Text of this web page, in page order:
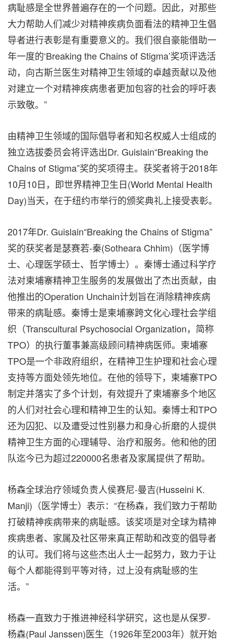
病耻感是全世界普遍存在的一个问题。因此，对那些
大力帮助人们减少对精神疾病负面看法的精神卫生倡
导者进行表彰是有重要意义的。我们很自豪能借助一
年一度的‘Breaking the Chains of Stigma’奖项评选活
动，向古斯兰医生对精神卫生领域的卓越贡献以及他
对建立一个对精神疾病患者更加包容的社会的呼吁表
示致敬。”
由精神卫生领域的国际倡导者和知名权威人士组成的
独立选拔委员会将评选出Dr. Guislain“Breaking the
Chains of Stigma”奖的奖项得主。获奖者将于2018年
10月10日，即世界精神卫生日(World Mental Health
Day)当天，在于纽约市举行的颁奖典礼上接受表彰。
2017年Dr. Guislain“Breaking the Chains of Stigma”
奖的获奖者是瑟赛若-秦(Sotheara Chhim)（医学博
士、心理医学硕士、哲学博士）。秦博士通过科学疗
法对柬埔寨精神卫生服务的发展做出了杰出贡献，由
他推出的Operation Unchain计划旨在消除精神疾病
带来的病耻感。秦博士是柬埔寨跨文化心理社会学组
织（Transcultural Psychosocial Organization，简称
TPO）的执行董事兼高级顾问精神病医师。柬埔寨
TPO是一个非政府组织，在精神卫生护理和社会心理
支持等方面处领先地位。在他的领导下，柬埔寨TPO
制定并落实了多个计划，有效提升了柬埔寨多个地区
的人们对社会心理和精神卫生的认知。秦博士和TPO
还为囚犯、以及遭受过性别暴力和身心折磨的人提供
精神卫生方面的心理辅导、治疗和服务。他和他的团
队迄今已为超过220000名患者及家属提供了帮助。
杨森全球治疗领域负责人侯赛尼-曼吉(Husseini K.
Manji)（医学博士）表示：“在杨森，我们致力于帮助
打破精神疾病带来的病耻感。该奖项是对全球为精神
疾病患者、家属及社区带来真正帮助和改变的倡导者
的认可。我们将与这些杰出人士一起努力，致力于让
每个人都能得到平等对待，过上没有病耻感的生
活。”
杨森一直致力于推进神经科学研究，这也是从保罗-
杨森(Paul Janssen)医生（1926年至2003年）就开始